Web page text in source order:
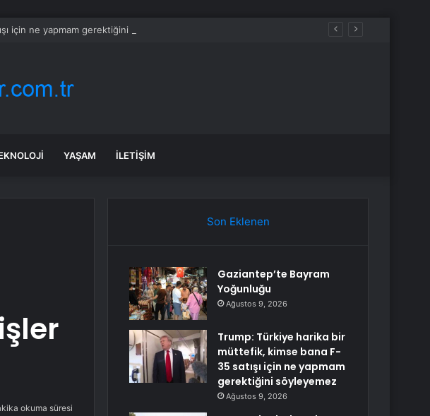
için ne yapmam gerektiğini söyleyemez
YAŞAM İLETIŞIM
okuma süresi
Son Eklenen
Gaziantep’te Bayram
Yoğunluğu
Ağustos 9, 2026
Trump: Türkiye harika bir
müttefik, kimse bana F-
35 satışı için ne yapmam
gerektiğini söyleyemez
Ağustos 9, 2026